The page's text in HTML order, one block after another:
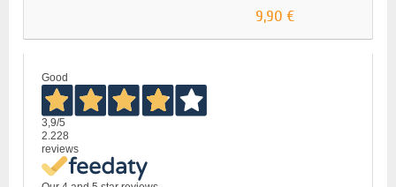
9,90 €
Good
3,9/5
2.228
reviews